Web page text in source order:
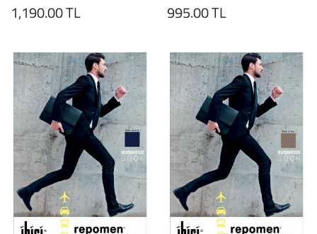
1,190.00 TL 995.00 TL